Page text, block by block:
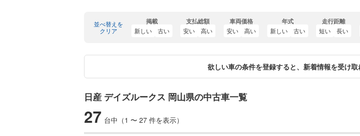
並べ替えを
クリア
掲載
新しい 古い
支払総額
安い 高い
車両価格
安い 高い
年式
新しい 古い
走行距離
短い 長い
欲しい車の条件を登録すると、新着情報を受け取
日産 デイズルークス 岡山県の中古車一覧
27 台中（1 〜 27 件を表示）